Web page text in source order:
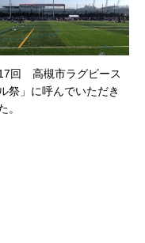
17回 高槻市ラグビース
祭」に呼んでいただき
。